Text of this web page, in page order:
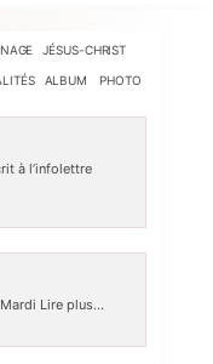
JÉSUS-CHRIST
ALBUM PHOTO
à l’infolettre
Lire plus…